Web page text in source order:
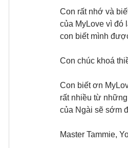
Con rất nhớ và
của MyLove vì đó
con biết mình
Con chúc khoá
Con biết ơn
rất nhiều từ
của Ngài sẽ sớm
Master Tammie,